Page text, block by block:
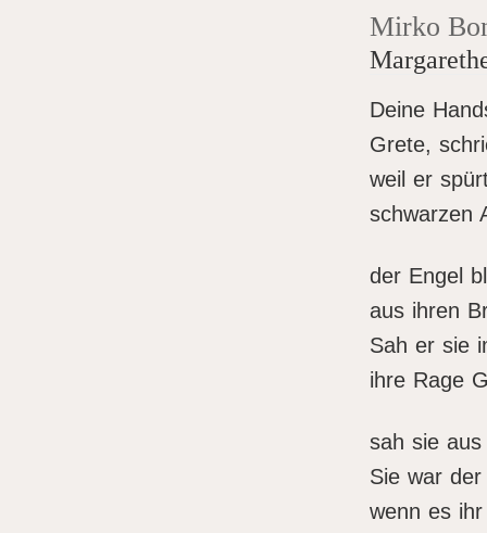
Mirko
Deine
Grete,
weil er
schwarzen
der Engel
aus ihren
Sah er sie
ihre Rage
sah sie
Sie war
wenn es